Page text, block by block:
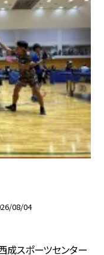
08/04
西成スポーツセンター